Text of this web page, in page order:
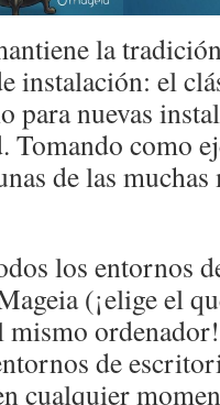
la
instalación: el
para nuevas
Tomando como
de las
los entornos
(¡elige el
mismo
de
cualquier